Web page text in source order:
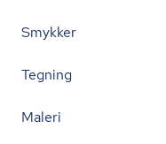
Smykker
Tegning
Maleri